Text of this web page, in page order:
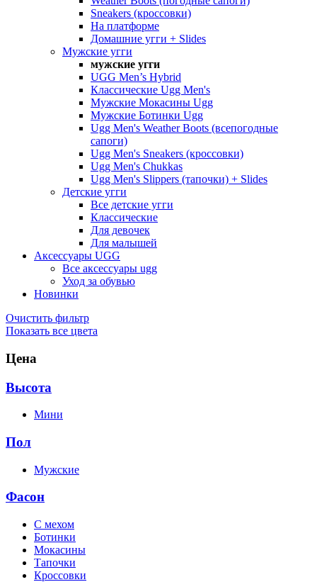
Sneakers (кроссовки)
На платформе
Домашние угги + Slides
Мужские угги
мужские угги
UGG Men’s Hybrid
Классические Ugg Men's
Мужские Мокасины Ugg
Мужские Ботинки Ugg
Ugg Men's Weather Boots (всепогодные
сапоги)
Ugg Men's Sneakers (кроссовки)
Ugg Men's Chukkas
Ugg Men's Slippers (тапочки) + Slides
Детские угги
Все детские угги
Классические
Для девочек
Для малышей
Аксессуары UGG
Все аксессуары ugg
Уход за обувью
Новинки
Очистить фильтр
Показать все цвета
Цена
Высота
Мини
Пол
Мужские
Фасон
C мехом
Ботинки
Мокасины
Тапочки
Кроссовки